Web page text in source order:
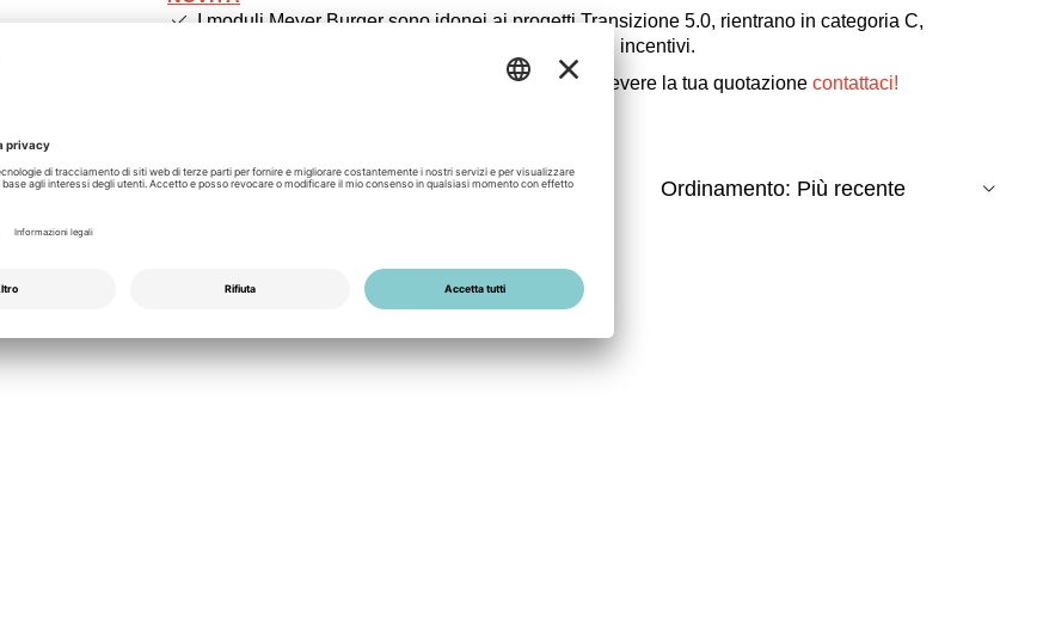
I moduli Meyer Burger sono idonei ai progetti Transizione 5.0, rientrano in categoria C,
consentendo di accedere alla fascia più alta degli incentivi.
I prezzi visualizzati sono puramente indicativi, ricevere la tua quotazione contattaci!
Moduli fotovoltaici Meyer Burger